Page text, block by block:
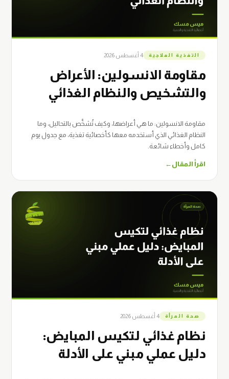
التغذية العلاجية 4 أغسطس 2026
مقاومة الانسولين: الأعراض
والتشخيص والنظام الغذائي
مقاومة الانسولين: ما هي أعراضها، وكيف تُشخَّص بالتحاليل، وما
النظام الغذائي الذي أستخدمه معها كأخصائية تغذية، مع جدول يوم
كامل وأخطاء شائعة.
اقرأ المقال ←
صحة المرأة 4 أغسطس 2026
نظام غذائي لتكيس المبايض:
دليل عملي مبني على الأدلة